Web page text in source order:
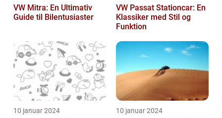
VW Mitra: En Ultimativ
Guide til Bilentusiaster
VW Passat Stationcar: En
Klassiker med Stil og
Funktion
10 januar 2024 10 januar 2024